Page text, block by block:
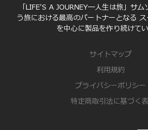
「LIFE'S A JOURNEY―人生は旅」サ
う旅における最高のパートナーとなる
を中心に製品を作り続けてい
サイトマップ
利用規約
プライバシーポリシー
特定商取引法に基づく